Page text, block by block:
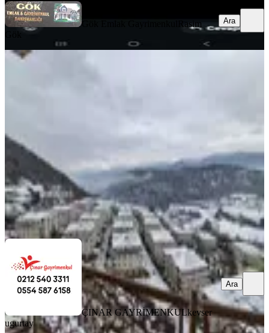
Rasim
Gök
Ara
MANZARALI
🌿 Sarot Termal Palas’ta Ön Cephe
ÇINAR GAYRİMENKULkevser ugurtay
Ara
ÇINAR GAYRİMENKULkevser
ugurtay
Ara